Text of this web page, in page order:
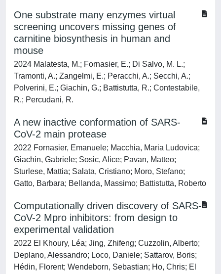
One substrate many enzymes virtual
screening uncovers missing genes of
carnitine biosynthesis in human and
mouse
2024 Malatesta, M.; Fornasier, E.; Di Salvo, M. L.;
Tramonti, A.; Zangelmi, E.; Peracchi, A.; Secchi, A.;
Polverini, E.; Giachin, G.; Battistutta, R.; Contestabile,
R.; Percudani, R.
A new inactive conformation of SARS-
CoV-2 main protease
2022 Fornasier, Emanuele; Macchia, Maria Ludovica;
Giachin, Gabriele; Sosic, Alice; Pavan, Matteo;
Sturlese, Mattia; Salata, Cristiano; Moro, Stefano;
Gatto, Barbara; Bellanda, Massimo; Battistutta, Roberto
Computationally driven discovery of SARS-
CoV-2 Mpro inhibitors: from design to
experimental validation
2022 El Khoury, Léa; Jing, Zhifeng; Cuzzolin, Alberto;
Deplano, Alessandro; Loco, Daniele; Sattarov, Boris;
Hédin, Florent; Wendeborn, Sebastian; Ho, Chris; El